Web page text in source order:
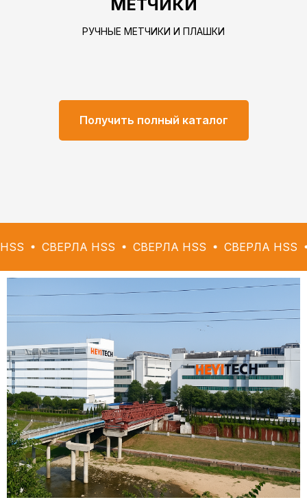
МЕТЧИКИ
РУЧНЫЕ МЕТЧИКИ И ПЛАШКИ
Получить полный каталог
HSS СВЕРЛА HSS СВЕРЛА HSS